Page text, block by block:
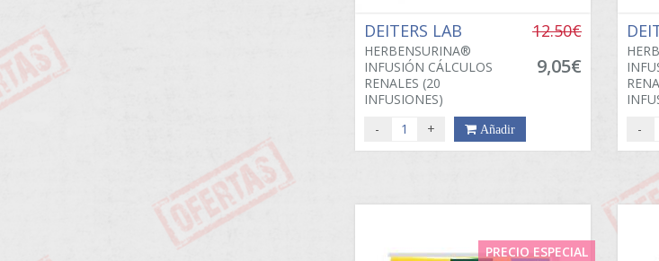
DEITERS LAB
HERBENSURINA®
INFUSIÓN CÁLCULOS
RENALES (20
INFUSIONES)
12.50€
9,05€
- + Añadir -
PRECIO ESPECIAL